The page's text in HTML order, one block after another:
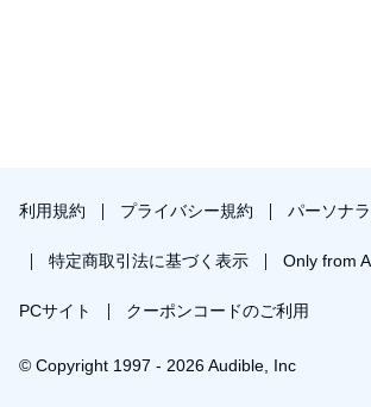
利用規約 プライバシー規約 パーソナ
特定商取引法に基づく表示 Only from
PCサイト クーポンコードのご利用
© Copyright 1997 - 2026 Audible, Inc